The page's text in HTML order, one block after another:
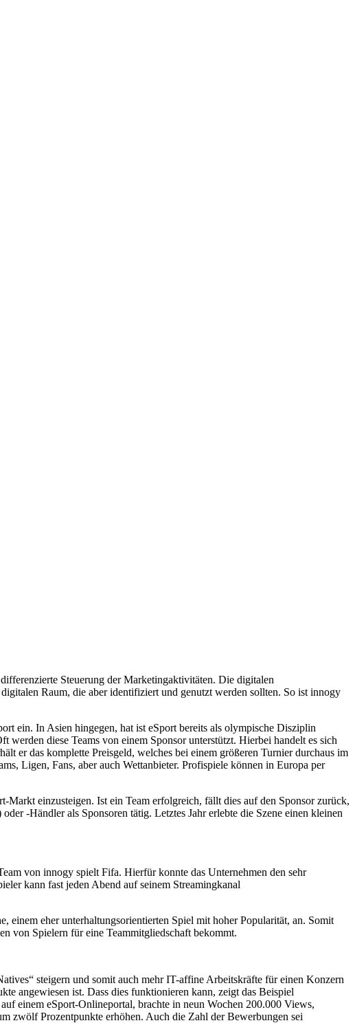
Steuerung der Marketingaktivitäten. Die digitalen
Raum, die aber identifiziert und genutzt werden sollten. So ist innogy
ein. In Asien hingegen, hat ist eSport bereits als olympische Disziplin
werden diese Teams von einem Sponsor unterstützt. Hierbei handelt es sich
er das komplette Preisgeld, welches bei einem größeren Turnier durchaus im
Ligen, Fans, aber auch Wettanbieter. Profispiele können in Europa per
Markt einzusteigen. Ist ein Team erfolgreich, fällt dies auf den Sponsor zurück,
-Händler als Sponsoren tätig. Letztes Jahr erlebte die Szene einen kleinen
von innogy spielt Fifa. Hierfür konnte das Unternehmen den sehr
kann fast jeden Abend auf seinem Streamingkanal
einem eher unterhaltungsorientierten Spiel mit hoher Popularität, an. Somit
von Spielern für eine Teammitgliedschaft bekommt.
steigern und somit auch mehr IT-affine Arbeitskräfte für einen Konzern
angewiesen ist. Dass dies funktionieren kann, zeigt das Beispiel
einem eSport-Onlineportal, brachte in neun Wochen 200.000 Views,
zwölf Prozentpunkte erhöhen. Auch die Zahl der Bewerbungen sei